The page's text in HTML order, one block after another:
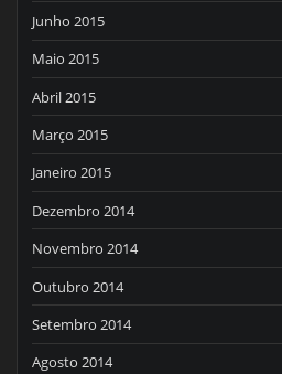
Junho 2015
Maio 2015
Abril 2015
Março 2015
Janeiro 2015
Dezembro 2014
Novembro 2014
Outubro 2014
Setembro 2014
Agosto 2014